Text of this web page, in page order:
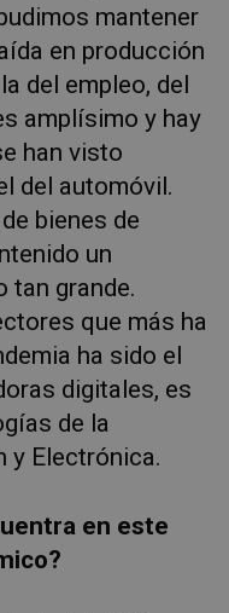
mantener
en producción
del empleo, del
amplísimo y hay
han visto
del automóvil.
bienes de
un
tan grande.
que más ha
ha sido el
digitales, es
de la
y Electrónica.
en este